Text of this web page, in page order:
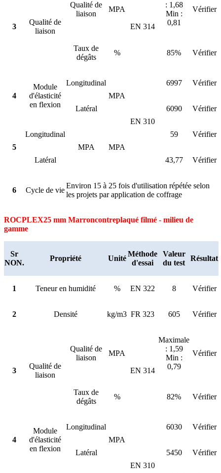
3
Qualité de
liaison
Qualité de
liaison
MPA
EN 314
: 1,68
Min :
0,81
Vérifier
Taux de
dégâts
% 85% Vérifier
4
Module
d'élasticité
en flexion
Longitudinal
MPA
EN 310
6997 Vérifier
Latéral 6090 Vérifier
5
Longitudinal
MPA
MPA
59 Vérifier
Latéral 43,77 Vérifier
6 Cycle de vie
Environ 15 à 25 fois d'utilisation répétée selon
les projets par application de coffrage
ROCPLEX25 mm Marroncontreplaqué filmé - milieu de
gamme
Sr
NON.
Propriété Unité
Méthode
d'essai
Valeur
du test
Résultat
1 Teneur en humidité % EN 322 8 Vérifier
2 Densité kg/m3 FR 323 605 Vérifier
3
Qualité de
liaison
Qualité de
liaison
MPA
EN 314
Maximale
: 1,59
Min :
0,79
Vérifier
Taux de
dégâts
% 82% Vérifier
4
Module
d'élasticité
en flexion
Longitudinal
MPA
EN 310
6030 Vérifier
Latéral 5450 Vérifier